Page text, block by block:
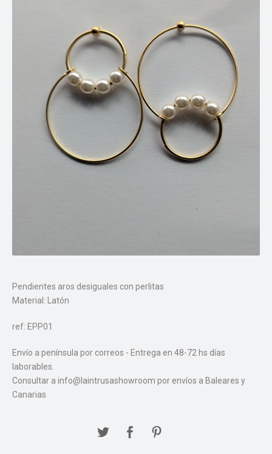
Pendientes aros desiguales con perlitas
Material: Latón
ref: EPP01
Envío a península por correos - Entrega en 48-72 hs días
laborables.
Consultar a info@laintrusashowroom por envíos a Baleares y
Canarias